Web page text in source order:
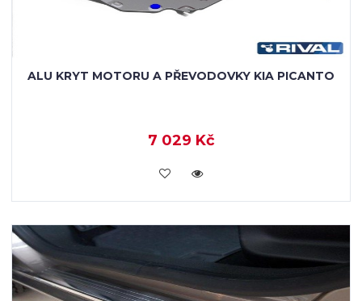
ALU KRYT MOTORU A PŘEVODOVKY KIA PICANTO
7 029 Kč
KOUPIT